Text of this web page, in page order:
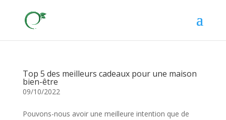
Top 5 des meilleurs cadeaux pour une maison
bien-être
09/10/2022
Pouvons-nous avoir une meilleure intention que de